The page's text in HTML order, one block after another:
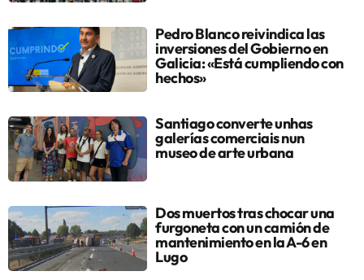
Pedro Blanco reivindica las
inversiones del Gobierno en
Galicia: «Está cumpliendo con
hechos»
Santiago converte unhas
galerías comerciais nun
museo de arte urbana
Dos muertos tras chocar una
furgoneta con un camión de
mantenimiento en la A-6 en
Lugo